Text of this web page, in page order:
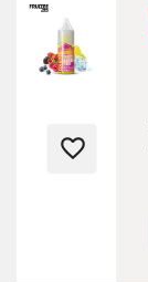
favorite_border